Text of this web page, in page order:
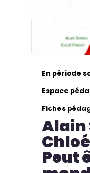
En période
Espace
Fiches
Alain
Peut